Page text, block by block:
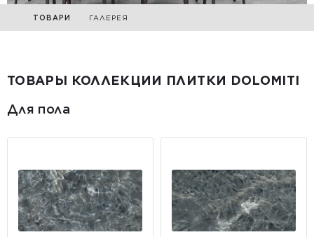
ТОВАРИ ГАЛЕРЕЯ
ТОВАРЫ КОЛЛЕКЦИИ ПЛИТКИ DOLOMITI
Для пола